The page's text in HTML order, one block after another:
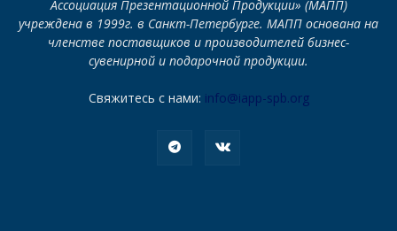
Ассоциация Презентационной Продукции» (МАПП)
учреждена в 1999г. в Санкт-Петербурге. МАПП основана на
членстве поставщиков и производителей бизнес-
сувенирной и подарочной продукции.
Свяжитесь с нами: info@iapp-spb.org